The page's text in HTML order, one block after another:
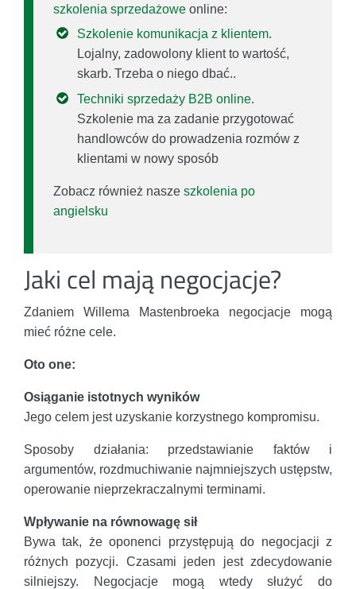
szkolenia sprzedażowe online:
Szkolenie komunikacja z klientem.
Lojalny, zadowolony klient to wartość,
skarb. Trzeba o niego dbać..
Techniki sprzedaży B2B online.
Szkolenie ma za zadanie przygotować
handlowców do prowadzenia rozmów z
klientami w nowy sposób
Zobacz również nasze szkolenia po
angielsku
Jaki cel mają negocjacje?
Zdaniem Willema Mastenbroeka negocjacje mogą
mieć różne cele.
Oto one:
Osiąganie istotnych wyników
Jego celem jest uzyskanie korzystnego kompromisu.
Sposoby działania: przedstawianie faktów i
argumentów, rozdmuchiwanie najmniejszych ustępstw,
operowanie nieprzekraczalnymi terminami.
Wpływanie na równowagę sił
Bywa tak, że oponenci przystępują do negocjacji z
różnych pozycji. Czasami jeden jest zdecydowanie
silniejszy. Negocjacje mogą wtedy służyć do